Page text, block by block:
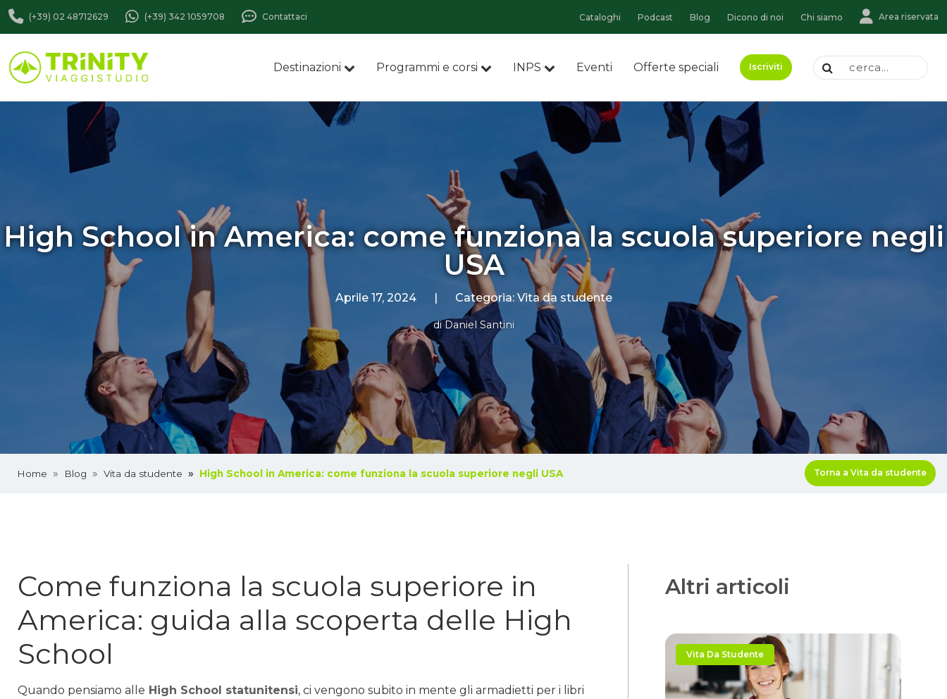
(+39) 02 48712629 (+39) 342 1059708 Contattaci Cataloghi Podcast Blog Dicono di noi Chi siamo Area riservata
Destinazioni Programmi e corsi INPS Eventi Offerte speciali Iscriviti
High School in America: come funziona la scuola superiore negli
USA
Aprile 17, 2024 | Categoria: Vita da studente
diDaniel Santini
Home Blog Vita da studente High School in America: come funziona la scuola superiore negli USA Torna a Vita da studente
Come funziona la scuola superiore in
America: guida alla scoperta delle High
School
Quando pensiamo alle High School statunitensi, ci vengono subito in mente gli armadietti per i libri
Altri articoli
Vita Da Studente